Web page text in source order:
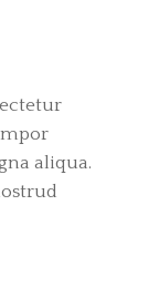
aliqua.